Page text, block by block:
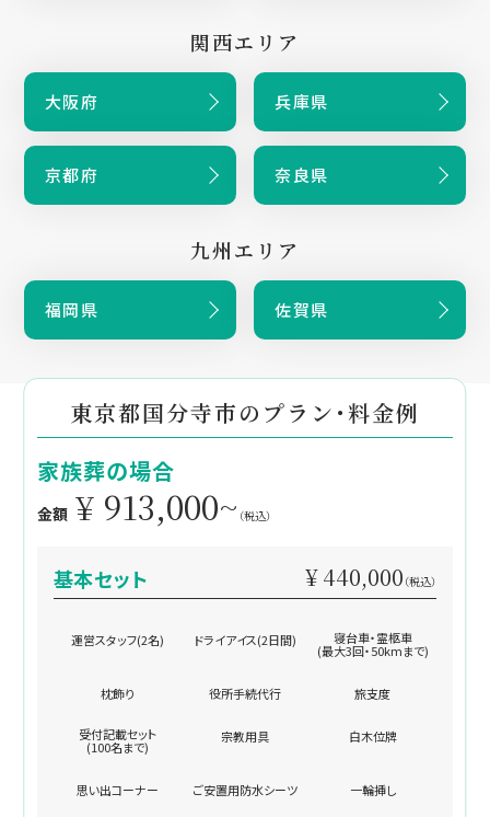
関西エリア
大阪府 兵庫県
京都府 奈良県
九州エリア
福岡県 佐賀県
東京都国分寺市のプラン・料金例
家族葬の場合
金額 ¥ 913,000~ （税込）
基本セット ¥ 440,000 （税込）
運営スタッフ(2名) ドライアイス(2日間) 寝台車・霊柩車
(最大3回・50kmまで)
枕飾り 役所手続代行 旅支度
受付記載セット
(100名まで)
宗教用具 白木位牌
思い出コーナー ご安置用防水シーツ 一輪挿し